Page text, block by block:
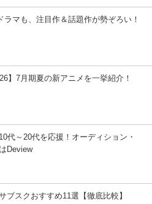
ラマも、注目作＆話題作が勢ぞろい！
】7月期夏の新アニメを一挙紹介！
代～20代を応援！オーディション・
Deview
ブスクおすすめ11選【徹底比較】